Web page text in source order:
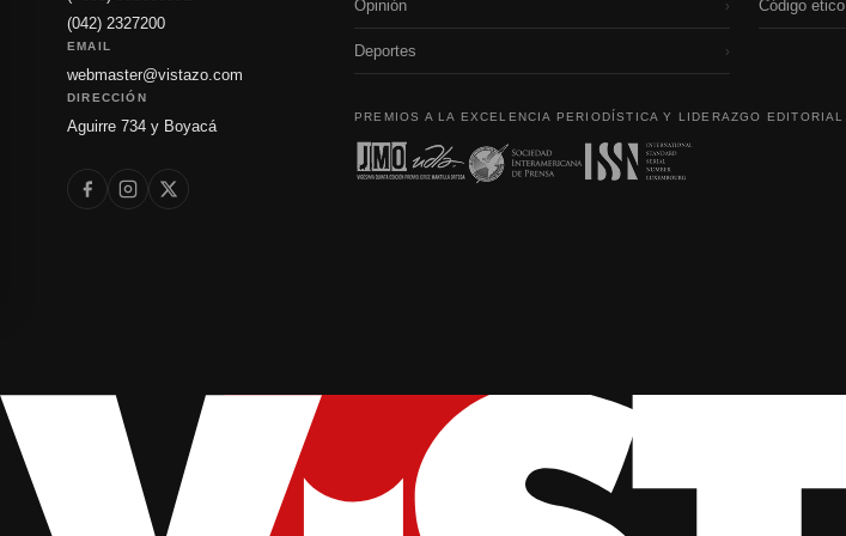
(042) 2327200
EMAIL
webmaster@vistazo.com
DIRECCIÓN
Aguirre 734 y Boyacá
Opinión ›
Deportes ›
Código etico
PREMIOS A LA EXCELENCIA PERIODÍSTICA Y LIDERAZGO EDITORIAL